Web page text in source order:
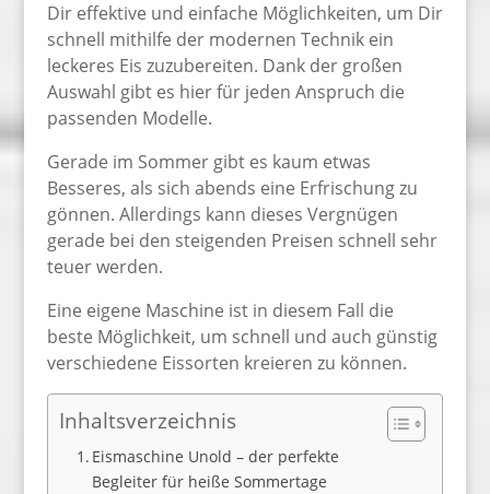
Dir effektive und einfache Möglichkeiten, um Dir
schnell mithilfe der modernen Technik ein
leckeres Eis zuzubereiten. Dank der großen
Auswahl gibt es hier für jeden Anspruch die
passenden Modelle.
Gerade im Sommer gibt es kaum etwas
Besseres, als sich abends eine Erfrischung zu
gönnen. Allerdings kann dieses Vergnügen
gerade bei den steigenden Preisen schnell sehr
teuer werden.
Eine eigene Maschine ist in diesem Fall die
beste Möglichkeit, um schnell und auch günstig
verschiedene Eissorten kreieren zu können.
Inhaltsverzeichnis
Eismaschine Unold – der perfekte
Begleiter für heiße Sommertage